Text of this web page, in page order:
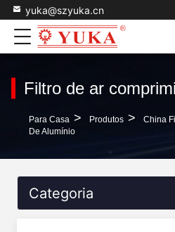
yuka@szyuka.cn
Filtro de ar
Para Casa > Produtos >
China
De Alumínio
Categoria